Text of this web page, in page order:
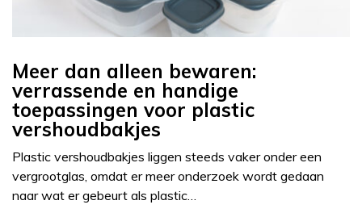
Meer dan alleen bewaren:
verrassende en handige
toepassingen voor plastic
vershoudbakjes
Plastic vershoudbakjes liggen steeds vaker onder een
vergrootglas, omdat er meer onderzoek wordt gedaan
naar wat er gebeurt als plastic…